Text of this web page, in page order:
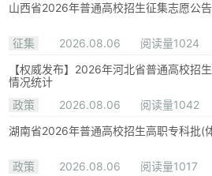
山西省2026年普通高校招生征集志愿公
征集 2026.08.06
阅读量1024
【权威发布】2026年河北省普通高校招
情况统计
政策
2026.08.06
阅读量1042
湖南省2026年普通高校招生高职专科批(
政策 2026.08.06
阅读量1017